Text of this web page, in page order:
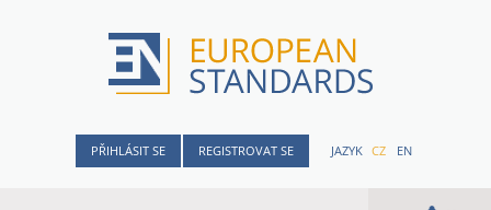
PŘIHLÁSIT SE REGISTROVAT SE JAZYK CZ EN